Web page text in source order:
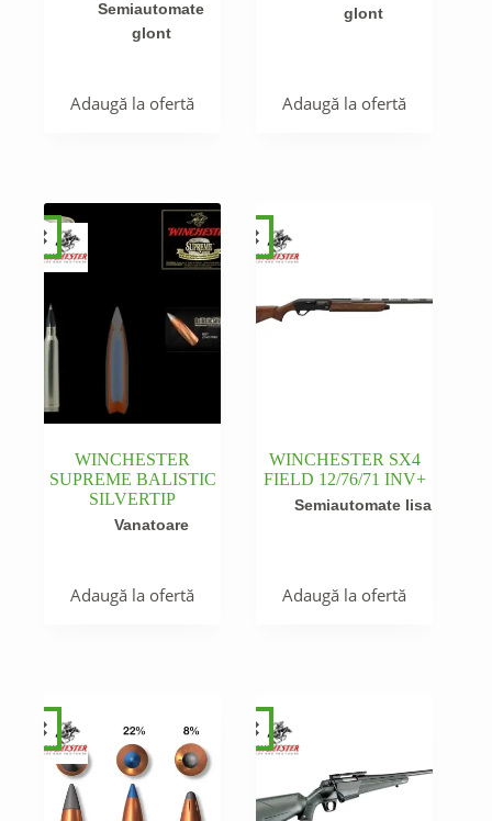
Semiautomate
glont
Adaugă la ofertă
glont
Adaugă la ofertă
WINCHESTER
SUPREME BALISTIC
SILVERTIP
Vanatoare
Adaugă la ofertă
WINCHESTER SX4
FIELD 12/76/71 INV+
Semiautomate lisa
Adaugă la ofertă